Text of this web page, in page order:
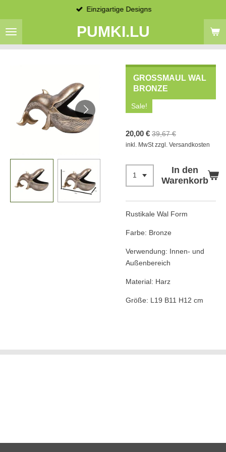
Hauptinhalt
springen
PUMKI.LU
Einzigartige Designs
GROSSMAUL WAL B
RONZE
Sale!
20,00 € 39,67 €
inkl. MwSt zzgl. Versandkosten
In den
Warenkorb
Rustikale Wal Form
Farbe: Bronze
Verwendung: Innen- und
Außenbereich
Material: Harz
Größe: L19 B11 H12 cm